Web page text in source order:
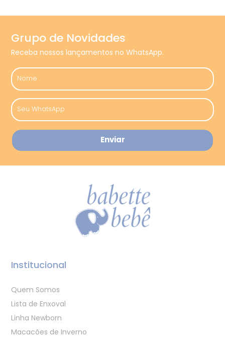
Grupo de Novidades
Receba nossos lançamentos no WhatsApp.
Institucional
Quem Somos
Lista de Enxoval
Linha Newborn
Macacões de Inverno